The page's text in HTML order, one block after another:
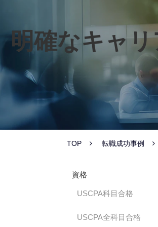
明確なキャ
TOP 転職成功事例
資格
USCPA科目合格
USCPA全科目合格